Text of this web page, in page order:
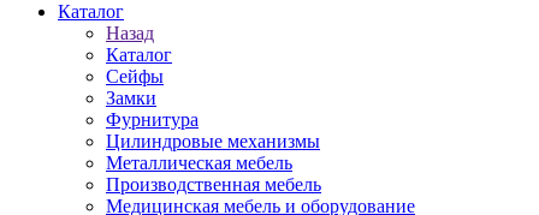
Каталог
Назад
Каталог
Сейфы
Замки
Фурнитура
Цилиндровые механизмы
Металлическая мебель
Производственная мебель
Медицинская мебель и оборудование